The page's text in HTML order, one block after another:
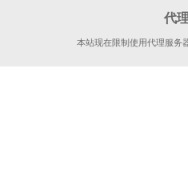
代
本站现在限制使用代理服务